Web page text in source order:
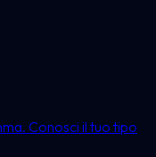
Conosci il tuo tipo